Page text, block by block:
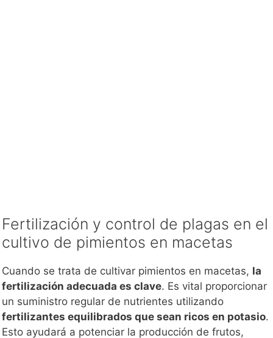
Fertilización y control de plagas en el
cultivo de pimientos en macetas
Cuando se trata de cultivar pimientos en macetas, la
fertilización adecuada es clave. Es vital proporcionar
un suministro regular de nutrientes utilizando
fertilizantes equilibrados que sean ricos en potasio.
Esto ayudará a potenciar la producción de frutos,